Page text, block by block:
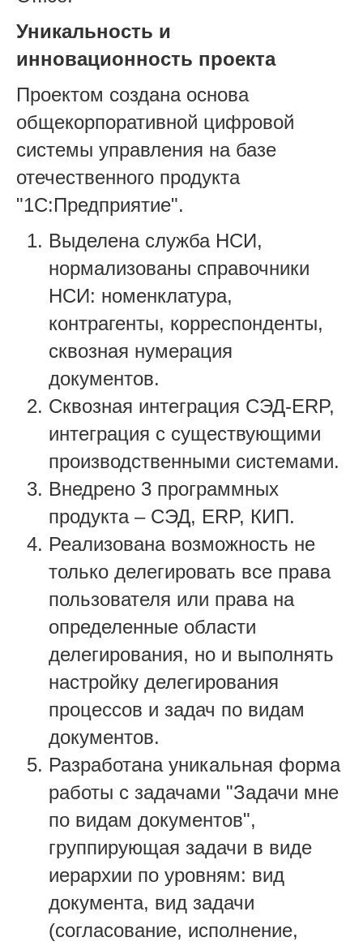
Уникальность и
инновационность проекта
Проектом создана основа
общекорпоративной цифровой
системы управления на базе
отечественного продукта
"1С:Предприятие".
Выделена служба НСИ,
нормализованы справочники
НСИ: номенклатура,
контрагенты, корреспонденты,
сквозная нумерация
документов.
Сквозная интеграция СЭД-ERP,
интеграция с существующими
производственными системами.
Внедрено 3 программных
продукта – СЭД, ERP, КИП.
Реализована возможность не
только делегировать все права
пользователя или права на
определенные области
делегирования, но и выполнять
настройку делегирования
процессов и задач по видам
документов.
Разработана уникальная форма
работы с задачами "Задачи мне
по видам документов",
группирующая задачи в виде
иерархии по уровням: вид
документа, вид задачи
(согласование, исполнение,